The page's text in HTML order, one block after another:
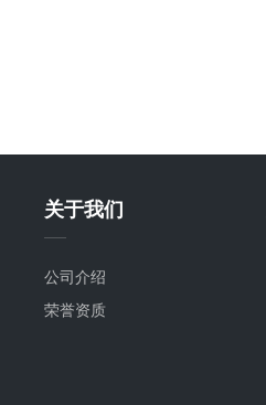
关于我们
公司介绍
荣誉资质